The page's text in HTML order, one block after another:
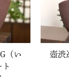
（い
壺渋